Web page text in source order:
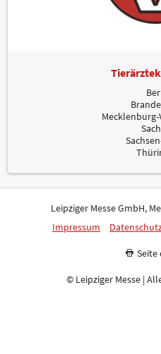
Leipziger Messe GmbH,
Impressum
Seite
© Leipziger Messe |